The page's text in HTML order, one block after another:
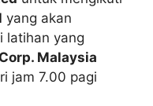
yang akan
latihan yang
Malaysia
jam 7.00 pagi